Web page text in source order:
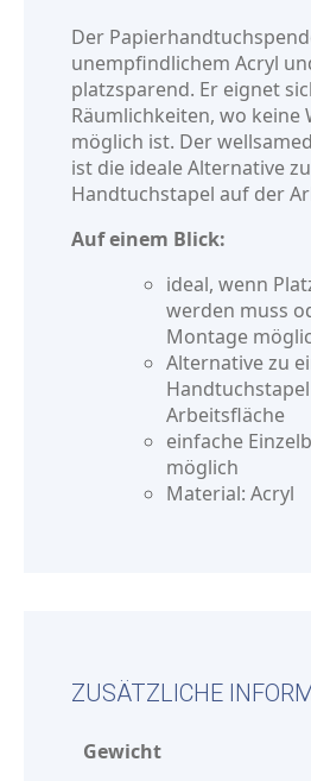
Der
unempfindlichem Acryl
platzsparend. Er eignet
Räumlichkeiten, wo keine
möglich ist. Der
ist die ideale Alternative
Handtuchstapel auf der
Auf einem Blick:
ideal, wenn
werden muss
Montage
Alternative zu
Arbeitsfläche
einfache
möglich
Material: Acryl
ZUSÄTZLICHE
Gewicht